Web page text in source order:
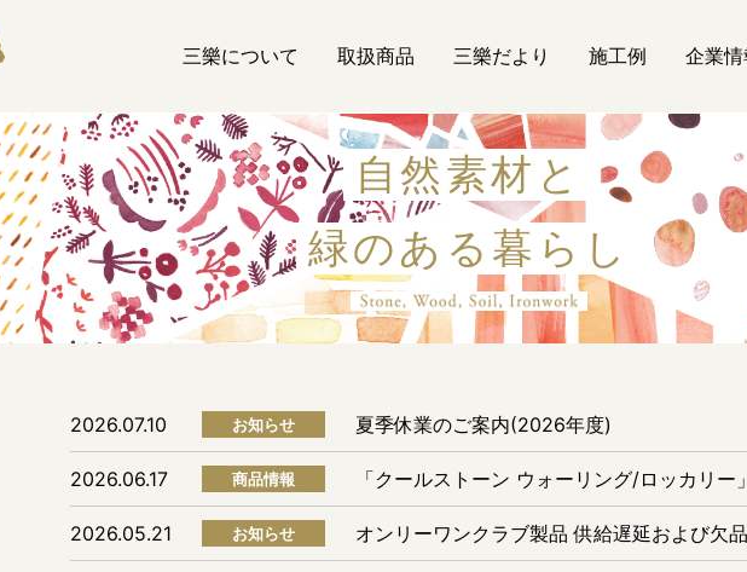
三樂について 取扱商品 三樂だより 施工例 企業情
自然素材と
緑のある暮らし
2026.07.10 お知らせ 夏季休業のご案内(2026年度)
2026.06.17 商品情報 「クールストーン ウォーリング/ロッカリ
2026.05.21 お知らせ オンリーワンクラブ製品 供給遅延および欠